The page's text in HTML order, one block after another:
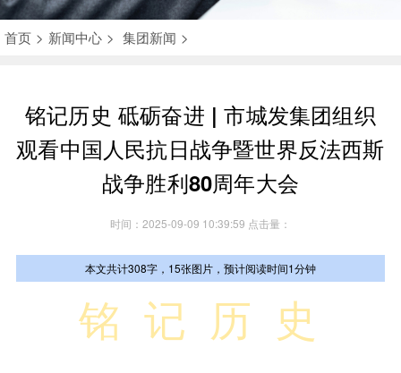
首页 > 新闻中心 > 集团新闻 >
铭记历史 砥砺奋进 | 市城发集团组织
观看中国人民抗日战争暨世界反法西斯
战争胜利80周年大会
时间：2025-09-09 10:39:59 点击量：
本文共计308字，15张图片，预计阅读时间1分钟
铭 记 历 史